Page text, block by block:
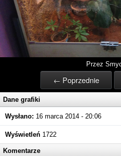
Przez
← Poprzednie
Dane grafiki
Wysłano: 16 marca 2014 - 20:06
Wyświetleń 1722
Komentarze